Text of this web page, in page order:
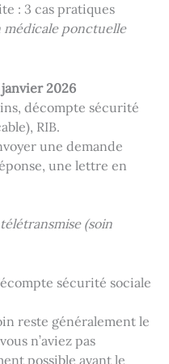
: 3 cas pratiques
médicale ponctuelle
2026
décompte sécurité
RIB.
une demande
une lettre en
(soin
sécurité sociale
reste généralement le
n’aviez pas
possible avant le